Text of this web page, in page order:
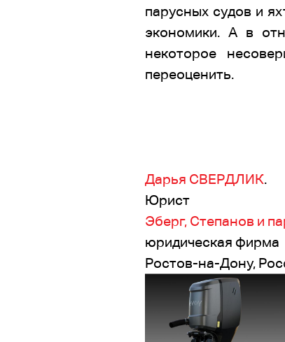
парусных судов и
экономики. А в
некоторое
переоценить.
Дарья СВЕРДЛИК.
Юрист
Эберг, Степанов и
юридическая фирма
Ростов-на-Дону,